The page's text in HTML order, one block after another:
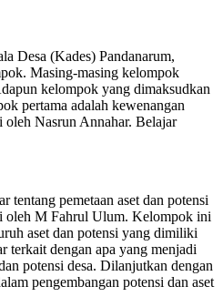
Desa (Kades) Pandanarum,
Masing-masing kelompok
kelompok yang dimaksudkan
pertama adalah kewenangan
Nasrun Annahar. Belajar
tentang pemetaan aset dan potensi
oleh M Fahrul Ulum. Kelompok ini
aset dan potensi yang dimiliki
terkait dengan apa yang menjadi
potensi desa. Dilanjutkan dengan
pengembangan potensi dan aset